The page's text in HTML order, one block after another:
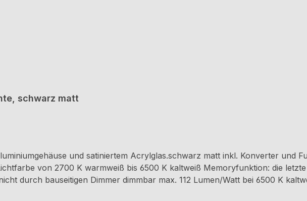
Plate 3R LED, Pendelleuchte, schwarz matt
und satiniertem Acrylglas.schwarz matt inkl. Konverter und
von 2700 K warmweiß bis 6500 K kaltweiß Memoryfunktion: die
durch bauseitigen Dimmer dimmbar max. 112 Lumen/Watt bei 6500 K